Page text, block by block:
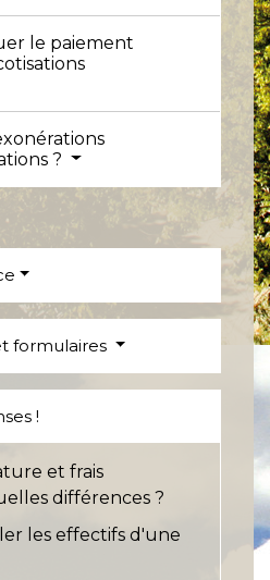
le paiement
?
formulaires
!
et frais
différences ?
les effectifs d'une